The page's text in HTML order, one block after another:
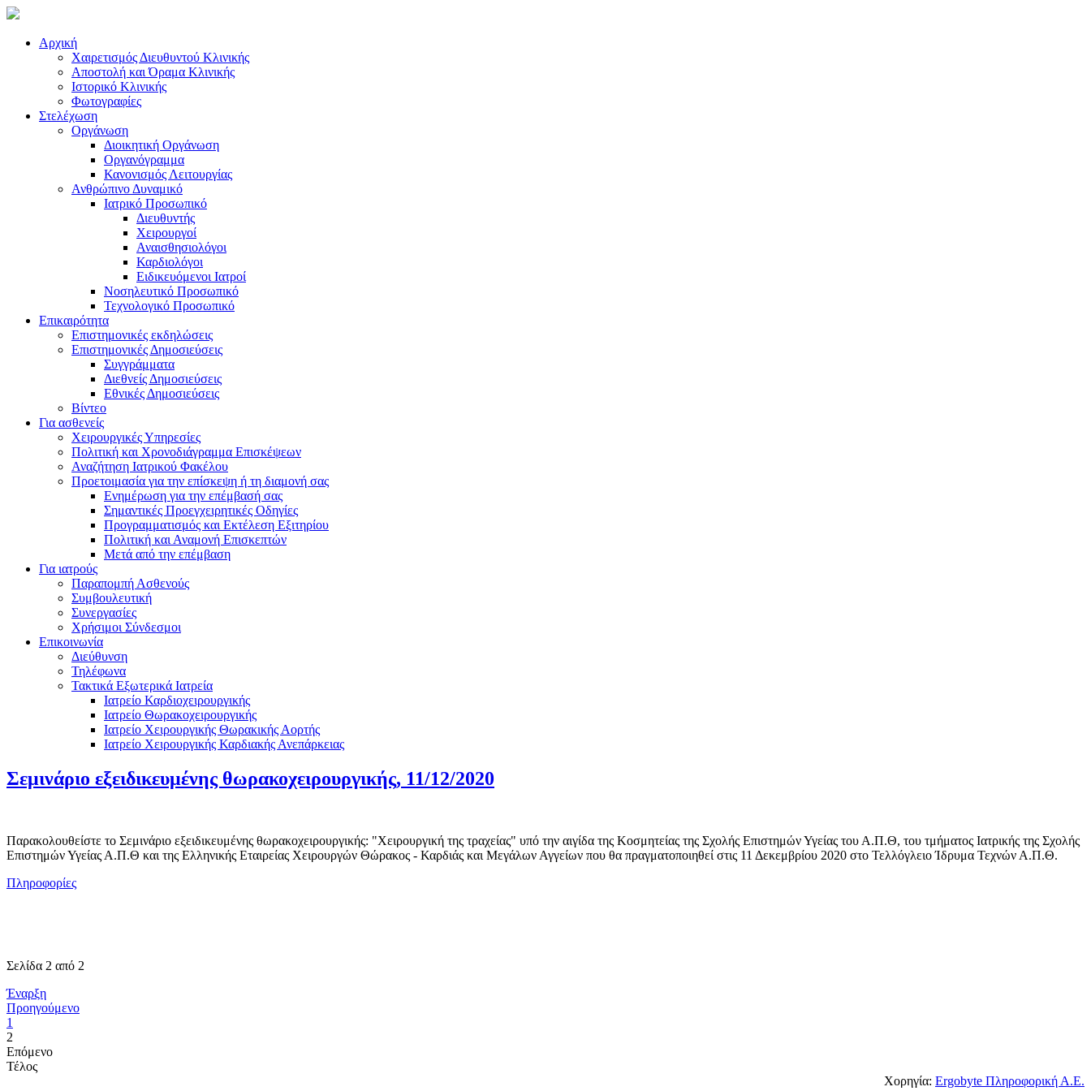
Αρχική
Χαιρετισμός Διευθυντού Κλινικής
Αποστολή και Όραμα Κλινικής
Ιστορικό Κλινικής
Φωτογραφίες
Στελέχωση
Οργάνωση
Διοικητική Οργάνωση
Οργανόγραμμα
Κανονισμός Λειτουργίας
Ανθρώπινο Δυναμικό
Ιατρικό Προσωπικό
Διευθυντής
Χειρουργοί
Αναισθησιολόγοι
Καρδιολόγοι
Ειδικευόμενοι Ιατροί
Νοσηλευτικό Προσωπικό
Τεχνολογικό Προσωπικό
Επικαιρότητα
Επιστημονικές εκδηλώσεις
Επιστημονικές Δημοσιεύσεις
Συγγράμματα
Διεθνείς Δημοσιεύσεις
Εθνικές Δημοσιεύσεις
Βίντεο
Για ασθενείς
Χειρουργικές Υπηρεσίες
Πολιτική και Χρονοδιάγραμμα Επισκέψεων
Αναζήτηση Ιατρικού Φακέλου
Προετοιμασία για την επίσκεψη ή τη διαμονή σας
Ενημέρωση για την επέμβασή σας
Σημαντικές Προεγχειρητικές Οδηγίες
Προγραμματισμός και Εκτέλεση Εξιτηρίου
Πολιτική και Αναμονή Επισκεπτών
Μετά από την επέμβαση
Για ιατρούς
Παραπομπή Ασθενούς
Συμβουλευτική
Συνεργασίες
Χρήσιμοι Σύνδεσμοι
Επικοινωνία
Διεύθυνση
Τηλέφωνα
Τακτικά Εξωτερικά Ιατρεία
Ιατρείο Καρδιοχειρουργικής
Ιατρείο Θωρακοχειρουργικής
Ιατρείο Χειρουργικής Θωρακικής Αορτής
Ιατρείο Χειρουργικής Καρδιακής Ανεπάρκειας
Σεμινάριο εξειδικευμένης θωρακοχειρουργικής, 11/12/2020
Παρακολουθείστε το Σεμινάριο εξειδικευμένης θωρακοχειρουργικής: "Χειρουργική της τραχείας" υπό την αιγίδα της Κοσμητείας της Σχολής Επιστημών Υγείας του Α.Π.Θ, του τμήματος Ιατρικής της Σχολής
Επιστημών Υγείας Α.Π.Θ και της Ελληνικής Εταιρείας Χειρουργών Θώρακος - Καρδιάς και Μεγάλων Αγγείων που θα πραγματοποιηθεί στις 11 Δεκεμβρίου 2020 στο Τελλόγλειο Ίδρυμα Τεχνών Α.Π.Θ.
Πληροφορίες
Σελίδα 2 από 2
Έναρξη
Προηγούμενο
1
2
Επόμενο
Τέλος
Χορηγία: Ergobyte Πληροφορική Α.Ε.